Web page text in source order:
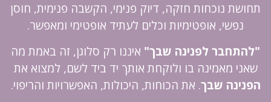
תחושת נוכחות חזקה, דיוק פנימי, הקשבה פנימית, חוסן
נפשי, אופטימיות וכלים לעתיד אופטימי ומאפשר.
"להתחבר לפנינה שבך" איננו רק סלוגן, זה באמת מה
שאני מאמינה בו ולוקחת אותך יד ביד לשם, למצוא את
הפנינה שבך. את הכוחות, היכולות, האפשרויות והריפוי.